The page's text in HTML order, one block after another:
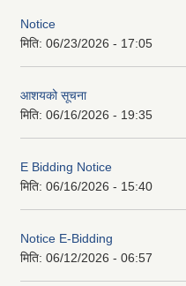
Notice
मिति: 06/23/2026 - 17:05
आशयको सूचना
मिति: 06/16/2026 - 19:35
E Bidding Notice
मिति: 06/16/2026 - 15:40
Notice E-Bidding
मिति: 06/12/2026 - 06:57